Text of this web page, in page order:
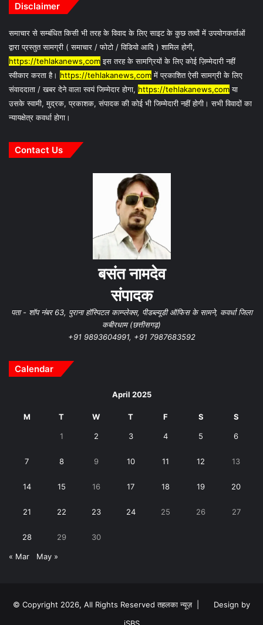
Disclaimer
समाचार से सम्बंधित किसी भी तरह के विवाद के लिए साइट के कुछ तत्वों में उपयोगकर्ताओं
द्वारा प्रस्तुत सामग्री ( समाचार / फोटो / विडियो आदि ) शामिल होगी,
https://tehlakanews,comइस तरह के सामग्रियों के लिए कोई ज़िम्मेदारी नहीं
स्वीकार करता है। https://tehlakanews,comमें प्रकाशित ऐसी सामग्री के लिए
संवाददाता / खबर देने वाला स्वयं जिम्मेदार होगा, https://tehlakanews,comया
उसके स्वामी, मुद्रक, प्रकाशक, संपादक की कोई भी जिम्मेदारी नहीं होगी। सभी विवादों का
न्यायक्षेत्र कवर्धा होगा।
Contact Us
बसंत नामदेव
संपादक
पता - शॉप नंबर 63, पुराना हॉस्पिटल काम्प्लेक्स, पीडब्ल्यूडी ऑफिस के सामने, कवर्धा जिला
कबीरधाम (छत्तीसगढ़)
+91 9893604991, +91 7987683592
Calendar
April 2025
M T W T F S S
1 2 3 4 5 6
7 8 9 10 11 12 13
14 15 16 17 18 19 20
21 22 23 24 25 26 27
28 29 30
« Mar May »
© Copyright 2026, All Rights Reserved तहलका न्यूज़ |
Design by